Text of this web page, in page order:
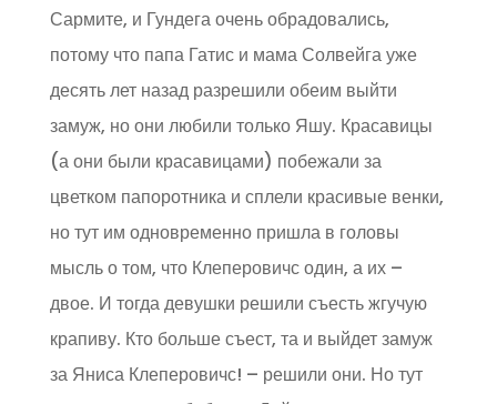
Сармите, и Гундега очень обрадовались,
потому что папа Гатис и мама Солвейга уже
десять лет назад разрешили обеим выйти
замуж, но они любили только Яшу. Красавицы
(а они были красавицами) побежали за
цветком папоротника и сплели красивые венки,
но тут им одновременно пришла в головы
мысль о том, что Клеперовичс один, а их –
двое. И тогда девушки решили съесть жгучую
крапиву. Кто больше съест, та и выйдет замуж
за Яниса Клеперовичс! – решили они. Но тут